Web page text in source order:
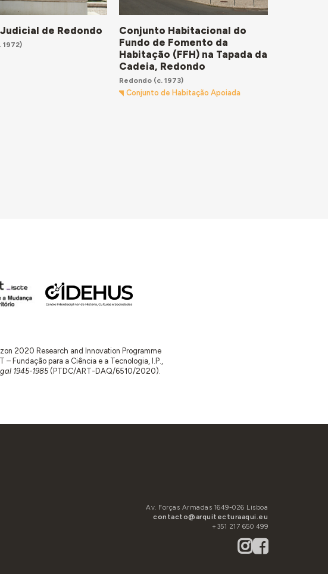
de Redondo
1972)
Conjunto Habitacional do
Fundo de Fomento da
Habitação (FFH) na Tapada da
Cadeia, Redondo
Redondo(c. 1973)
Conjunto de Habitação Apoiada
2020 Research and Innovation Programme
Fundação para a Ciência e a Tecnologia, I.P.,
1945-1985(PTDC/ART-DAQ/6510/2020).
Av. Forças Armadas 1649-026 Lisboa
contacto@arquitecturaaqui.eu
+351 217 650 499